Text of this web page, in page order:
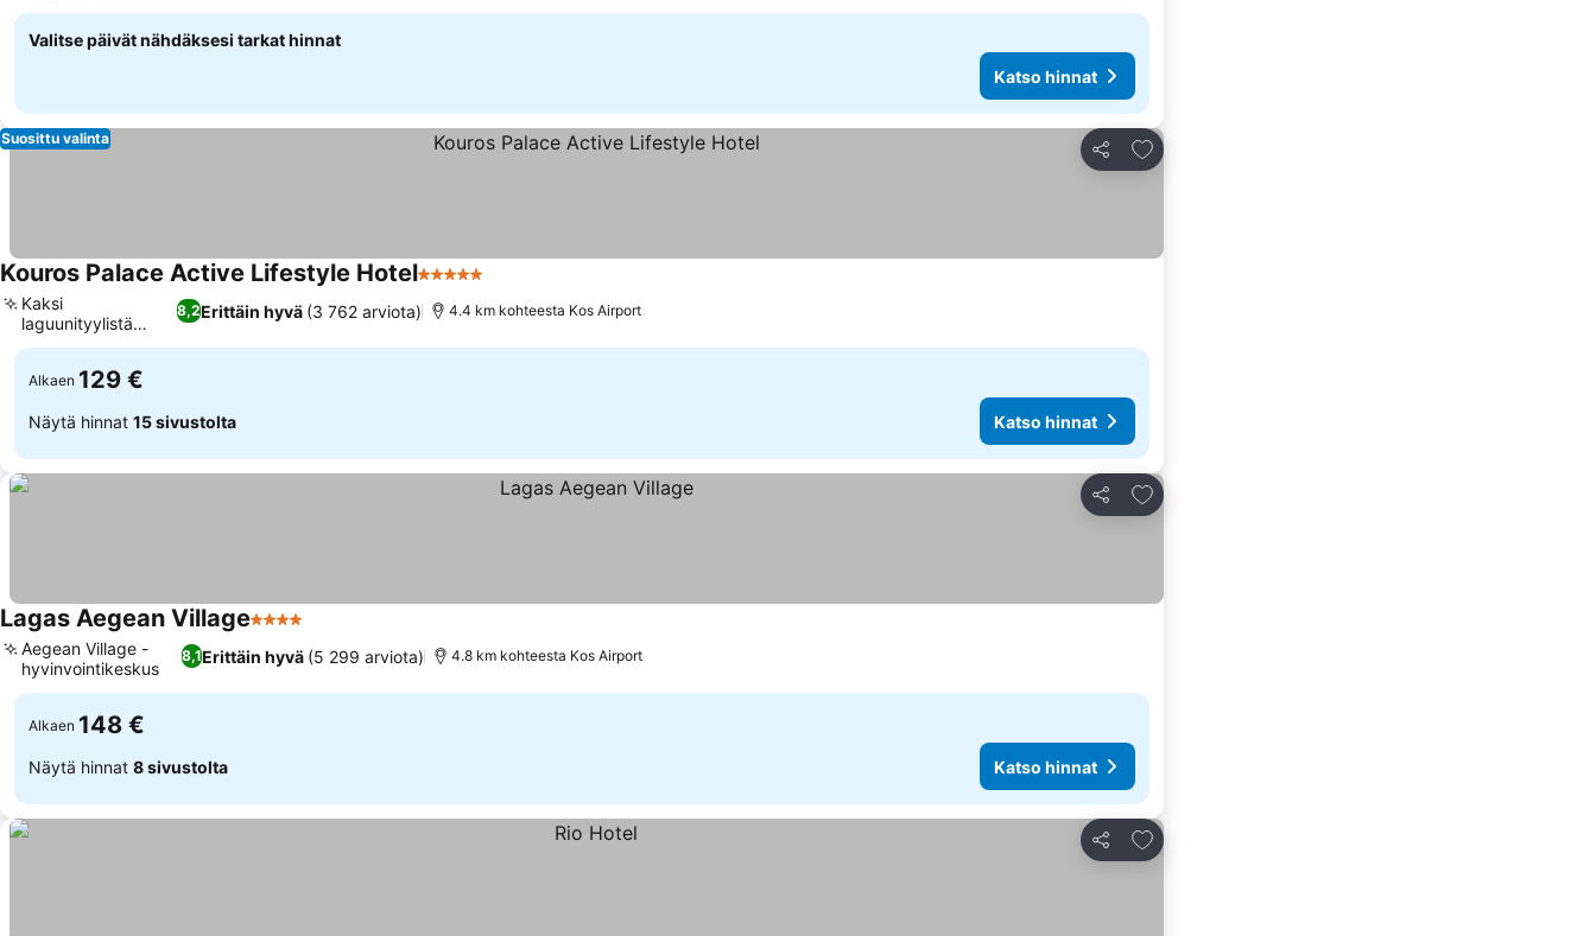
Valitse päivät nähdäksesi tarkat hinnat
Katso hinnat
Jaa
Lisää suosikkeihin
Suosittu valinta
Kouros Palace Active Lifestyle Hotel5 Tähtiluokitus
8,2Erittäin hyvä (3 762 arviota)
Kaksi
laguunityylistä
uima-allasta
4.4 km kohteesta Kos Airport
Alkaen 129 €
Näytä hinnat 15 sivustolta Katso hinnat
Jaa
Lisää suosikkeihin
Lagas Aegean Village4 Tähtiluokitus
8,1Erittäin hyvä (5 299 arviota)
Aegean Village -
hyvinvointikeskus
4.8 km kohteesta Kos Airport
Alkaen 148 €
Näytä hinnat 8 sivustolta Katso hinnat
Jaa
Lisää suosikkeihin